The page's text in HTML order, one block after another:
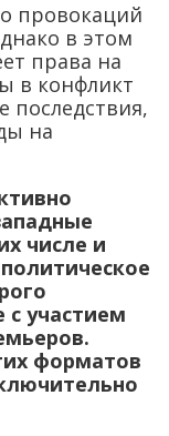
провокаций
в этом
права на
в конфликт
последствия,
на
числе и
с участием
форматов